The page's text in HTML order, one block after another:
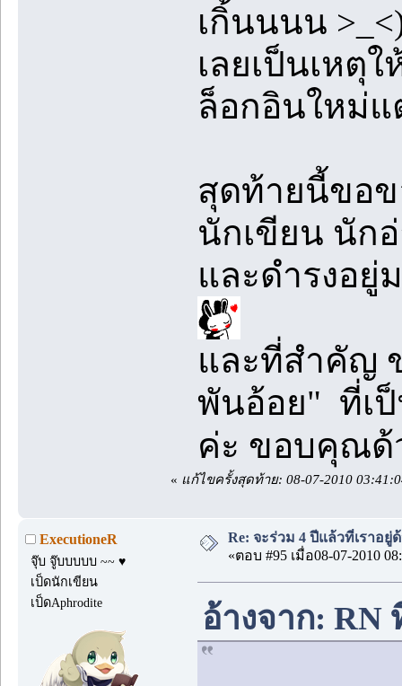
เกิ้นนนน
เลยเป็นเหตุ
ล็อกอินใหม่แ
สุดท้ายนี้ขอ
นักเขียน นัก
และดำรงอยู่
และที่สำคัญ
พันอ้อย" ที่เป็
ค่ะ ขอบคุณด้
« แก้ไขครั้งสุดท้าย: 08-07-2010
ExecutioneR
จุ๊บ จู๊บบบบบ ~~ ♥
เป็ดนักเขียน
เป็ดAphrodite
Re: จะร่วม 4 ปีแล้วที่เราอยู่
«ตอบ #95 เมื่อ08-07-2010
อ้างจาก: RN